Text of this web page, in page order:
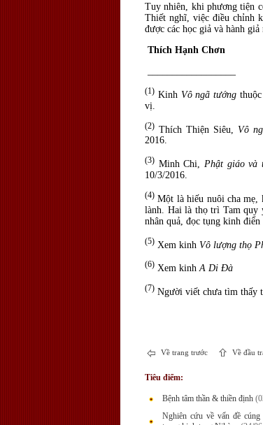
Tuy nhiên, khi phương tiện
Thiết nghĩ, việc điều chỉnh
được các học giả và hành giả
Thích Hạnh Chơn
(1) Kinh Vô ngã tướng thuộc
vị.
(2) Thích Thiện Siêu, Vô
2016.
(3) Minh Chi, Phật giáo
10/3/2016.
(4) Một là hiếu nuôi cha mẹ,
lành. Hai là thọ trì Tam quy
nhân quả, đọc tụng kinh
(5) Xem kinh Vô lượng thọ
(6) Xem kinh A Di Đà
(7) Người viết chưa tìm thấy
Về trang trước Về đầu
Tiêu điểm:
Bệnh tâm thần & thiền định
Nghiên cứu về vấn đề